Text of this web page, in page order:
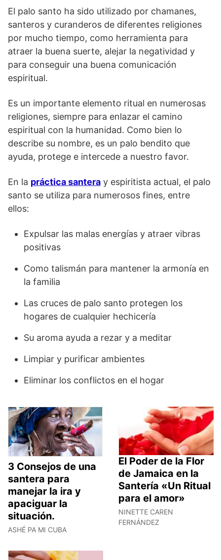
El palo santo ha sido utilizado por chamanes,
santeros y curanderos de diferentes religiones
por mucho tiempo, como herramienta para
atraer la buena suerte, alejar la negatividad y
para conseguir una buena comunicación
espiritual.
Es un importante elemento ritual en numerosas
religiones, siempre para enlazar el camino
espiritual con la humanidad. Como bien lo
describe su nombre, es un palo bendito que
ayuda, protege e intercede a nuestro favor.
En la práctica santera y espiritista actual, el palo
santo se utiliza para numerosos fines, entre
ellos:
Expulsar las malas energías y atraer vibras
positivas
Como talismán para mantener la armonía en
la familia
Las cruces de palo santo protegen los
hogares de cualquier hechicería
Su aroma ayuda a rezar y a meditar
Limpiar y purificar ambientes
Eliminar los conflictos en el hogar
3 Consejos de una
santera para
manejar la ira y
apaciguar la
situación.
ASHÉ PA MI CUBA
El Poder de la Flor
de Jamaica en la
Santería «Un Ritual
para el amor»
NINETTE CAREN
FERNÁNDEZ